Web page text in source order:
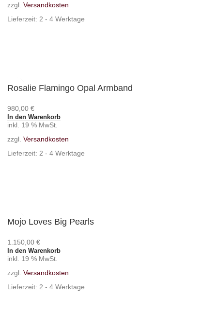
zzgl. Versandkosten
Lieferzeit: 2 - 4 Werktage
Rosalie Flamingo Opal Armband
980,00 €
In den Warenkorb
inkl. 19 % MwSt.
zzgl. Versandkosten
Lieferzeit: 2 - 4 Werktage
Mojo Loves Big Pearls
1.150,00 €
In den Warenkorb
inkl. 19 % MwSt.
zzgl. Versandkosten
Lieferzeit: 2 - 4 Werktage